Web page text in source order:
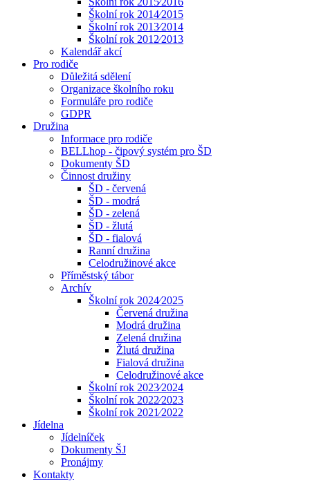
Školní rok 2014⁄2015
Školní rok 2013⁄2014
Školní rok 2012⁄2013
Kalendář akcí
Pro rodiče
Důležitá sdělení
Organizace školního roku
Formuláře pro rodiče
GDPR
Družina
Informace pro rodiče
BELLhop - čipový systém pro ŠD
Dokumenty ŠD
Činnost družiny
ŠD - červená
ŠD - modrá
ŠD - zelená
ŠD - žlutá
ŠD - fialová
Ranní družina
Celodružinové akce
Příměstský tábor
Archív
Školní rok 2024⁄2025
Červená družina
Modrá družina
Zelená družina
Žlutá družina
Fialová družina
Celodružinové akce
Školní rok 2023⁄2024
Školní rok 2022⁄2023
Školní rok 2021⁄2022
Jídelna
Jídelníček
Dokumenty ŠJ
Pronájmy
Kontakty